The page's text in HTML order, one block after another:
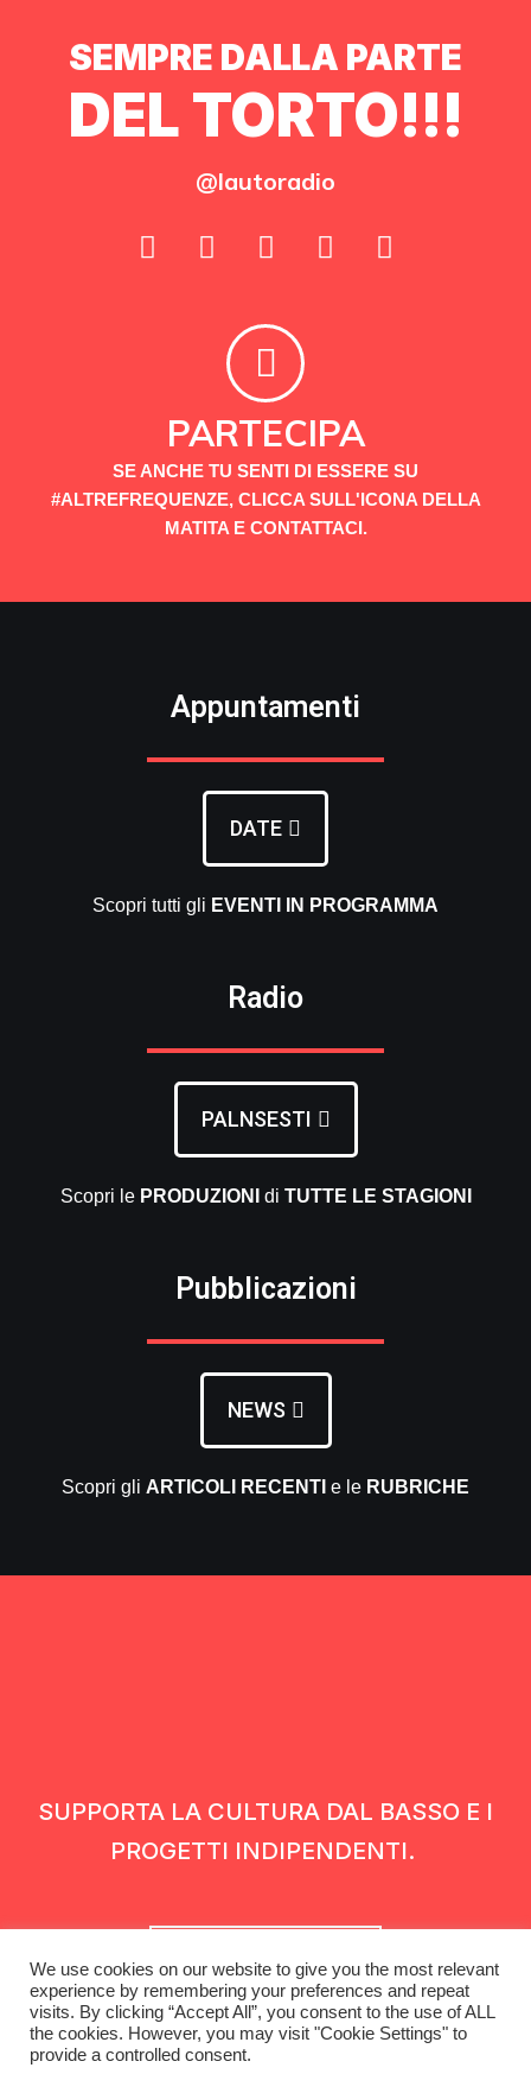
SEMPRE DALLA PARTE
DEL TORTO!!!
@lautoradio
PARTECIPA
SE ANCHE TU SENTI DI ESSERE SU
#ALTREFREQUENZE, CLICCA SULL'ICONA DELLA
MATITA E CONTATTACI.
Appuntamenti
DATE
Scopri tutti gli EVENTI IN PROGRAMMA
Radio
PALNSESTI
Scopri le PRODUZIONI di TUTTE LE STAGIONI
Pubblicazioni
NEWS
Scopri gli ARTICOLI RECENTI e le RUBRICHE
SUPPORTA LA CULTURA DAL BASSO E I
PROGETTI INDIPENDENTI.
We use cookies on our website to give you the most relevant
experience by remembering your preferences and repeat
visits. By clicking “Accept All”, you consent to the use of ALL
the cookies. However, you may visit "Cookie Settings" to
provide a controlled consent.